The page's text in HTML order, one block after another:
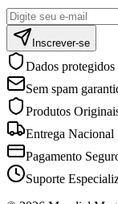
Inscrever-se
Dados protegidos
Sem spam
Produtos
Entrega Nacional
Pagamento
Suporte